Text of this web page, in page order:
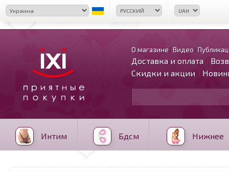
О магазине Видео
Доставка и оплата
Скидки и акции
Интим Бдсм Нижнее